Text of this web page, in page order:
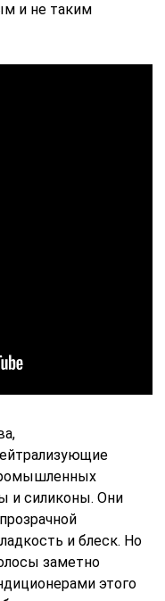
и не таким
и силиконы. Они
и блеск. Но
заметно
этого